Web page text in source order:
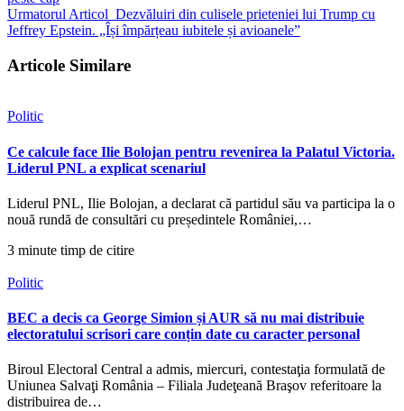
Urmatorul Articol Dezvăluiri din culisele prieteniei lui Trump cu
Jeffrey Epstein. „Își împărțeau iubitele și avioanele”
Articole Similare
Politic
Ce calcule face Ilie Bolojan pentru revenirea la Palatul Victoria.
Liderul PNL a explicat scenariul
Liderul PNL, Ilie Bolojan, a declarat că partidul său va participa la o
nouă rundă de consultări cu președintele României,…
3 minute timp de citire
Politic
BEC a decis ca George Simion și AUR să nu mai distribuie
electoratului scrisori care conțin date cu caracter personal
Biroul Electoral Central a admis, miercuri, contestaţia formulată de
Uniunea Salvaţi România – Filiala Judeţeană Braşov referitoare la
distribuirea de…